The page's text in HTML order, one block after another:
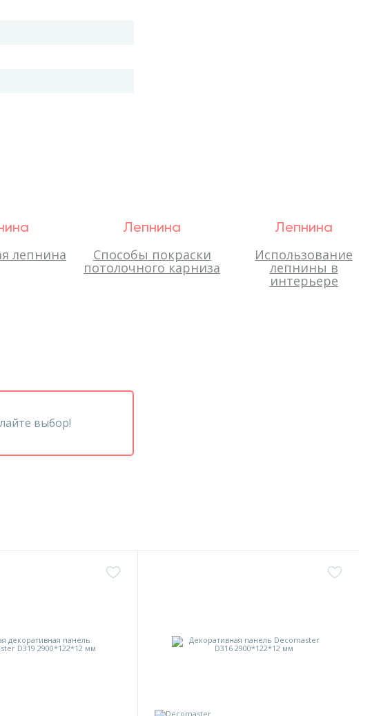
лепнина
Лепнина
Способы покраски
потолочного карниза
Лепнина
Использование
лепнины в
интерьере
выбор!